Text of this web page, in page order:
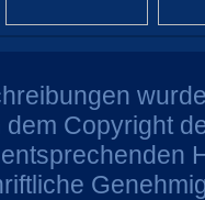
Copyright